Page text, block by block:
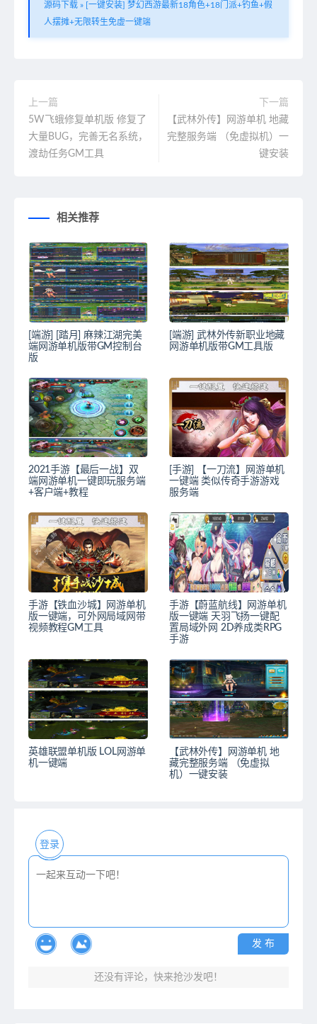
源码下载 » [一键安装] 梦幻西游最新18角色+18门派+钓鱼+假
人摆摊+无限转生免虚一键端
上一篇
5W飞蛾修复单机版 修复了
大量BUG，完善无名系统，
渡劫任务GM工具
下一篇
【武林外传】网游单机 地藏
完整服务端 （免虚拟机）一
键安装
相关推荐
[端游] [踏月] 麻辣江湖完美
端网游单机版带GM控制台
版
[端游] 武林外传新职业地藏
网游单机版带GM工具版
2021手游【最后一战】双
端网游单机一键即玩服务端
+客户端+教程
[手游] 【一刀流】网游单机
一键端 类似传奇手游游戏
服务端
手游【铁血沙城】网游单机
版一键端，可外网局域网带
视频教程GM工具
手游【蔚蓝航线】网游单机
版一键端 天羽飞扬一键配
置局域外网 2D养成类RPG
手游
英雄联盟单机版 LOL网游单
机一键端
【武林外传】网游单机 地
藏完整服务端 （免虚拟
机）一键安装
登录
发 布
还没有评论，快来抢沙发吧！